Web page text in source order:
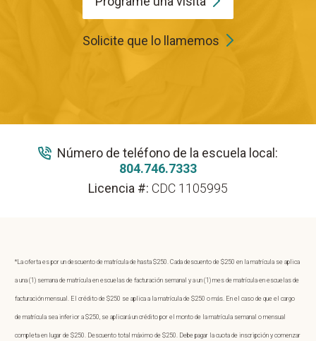
Solicite que lo llamemos
Número de teléfono de la escuela local:
804.746.7333
Licencia #: CDC 1105995
*La oferta es por un descuento de matrícula de hasta $250. Cada descuento de $250 en la matrícula se aplica
a una (1) semana de matrícula en escuelas de facturación semanal y a un (1) mes de matrícula en escuelas de
facturación mensual. El crédito de $250 se aplica a la matrícula de $250 o más. En el caso de que el cargo
de matrícula sea inferior a $250, se aplicará un crédito por el monto de la matrícula semanal o mensual
completa en lugar de $250. Descuento total máximo de $250. Debe pagar la cuota de inscripción y comenzar